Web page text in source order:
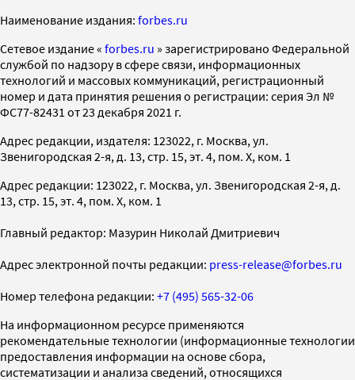
Наименование издания: forbes.ru
Cетевое издание « forbes.ru » зарегистрировано Федеральной
службой по надзору в сфере связи, информационных
технологий и массовых коммуникаций, регистрационный
номер и дата принятия решения о регистрации: серия Эл №
ФС77-82431 от 23 декабря 2021 г.
Адрес редакции, издателя: 123022, г. Москва, ул.
Звенигородская 2-я, д. 13, стр. 15, эт. 4, пом. X, ком. 1
Адрес редакции: 123022, г. Москва, ул. Звенигородская 2-я, д.
13, стр. 15, эт. 4, пом. X, ком. 1
Главный редактор: Мазурин Николай Дмитриевич
Адрес электронной почты редакции: press-release@forbes.ru
Номер телефона редакции: +7 (495) 565-32-06
На информационном ресурсе применяются
рекомендательные технологии (информационные технологии
предоставления информации на основе сбора,
систематизации и анализа сведений, относящихся